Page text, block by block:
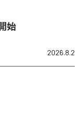
始
2026.8.2